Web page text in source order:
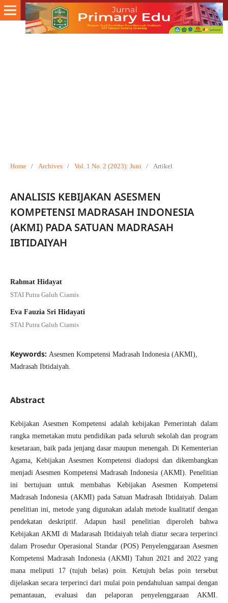
Home / Archives / Vol. 1 No. 2 (2023): Juni / Artikel
ANALISIS KEBIJAKAN ASESMEN
KOMPETENSI MADRASAH INDONESIA
(AKMI) PADA SATUAN MADRASAH
IBTIDAIYAH
Rahmat Hidayat
STAI Putra Galuh Ciamis
Eva Fauzia Sri Hidayati
STAI Putra Galuh Ciamis
Keywords: Asesmen Kompetensi Madrasah Indonesia (AKMI),
Madrasah Ibtidaiyah.
Abstract
Kebijakan Asesmen Kompetensi adalah kebijakan Pemerintah dalam
rangka memetakan mutu pendidikan pada seluruh sekolah dan program
kesetaraan, baik pada jenjang dasar maupun menengah. Di Kementerian
Agama, Kebijakan Asesmen Kompetensi diadopsi dan dikembangkan
menjadi Asesmen Kompetensi Madrasah Indonesia (AKMI). Penelitian
ini bertujuan untuk membahas Kebijakan Asesmen Kompetensi
Madrasah Indonesia (AKMI) pada Satuan Madrasah Ibtidaiyah. Dalam
penelitian ini, metode yang digunakan adalah metode kualitatif dengan
pendekatan deskriptif. Adapun hasil penelitian diperoleh bahwa
Kebijakan AKMI di Madarasah Ibtidaiyah telah diatur secara terperinci
dalam Prosedur Operasional Standar (POS) Penyelenggaraan Asesmen
Kompetensi Madrasah Indonesia (AKMI) Tahun 2021 and 2022 yang
mana meliputi 17 (tujuh belas) poin. Ketujuh belas poin tersebut
dijelaskan secara terperinci dari mulai poin pendahuluan sampai dengan
pemantauan, evaluasi dan pelaporan penyelenggaraan AKMI.